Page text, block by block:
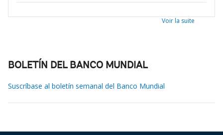
Voir la suite
BOLETÍN DEL BANCO MUNDIAL
Suscríbase al boletín semanal del Banco Mundial